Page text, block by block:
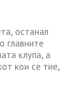
останал
главните
клупа, а
кои се тие,